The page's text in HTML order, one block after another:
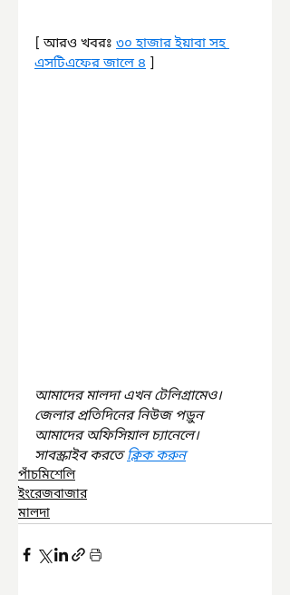
[ আরও খবরঃ ৩০ হাজার ইয়াবা সহ
এসটিএফের জালে ৪ ]
আমাদের মালদা এখন টেলিগ্রামেও।
জেলার প্রতিদিনের নিউজ পড়ুন
আমাদের অফিসিয়াল চ্যানেলে।
সাবস্ক্রাইব করতে ক্লিক করুন
পাঁচমিশেলি
ইংরেজবাজার
মালদা